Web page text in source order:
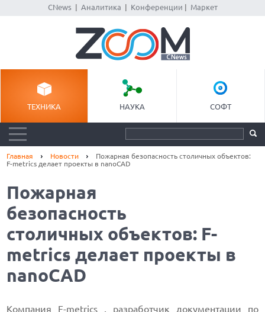
CNews| Аналитика Конференции Маркет
ТЕХНИКА НАУКА СОФТ
Главная Новости
Пожарная безопасность столичных объектов:
F-metrics делает проекты в nanoCAD
Пожарная
безопасность
столичных объектов: F-
metrics делает проекты в
nanoCAD
Компания F-metrics , разработчик документации по